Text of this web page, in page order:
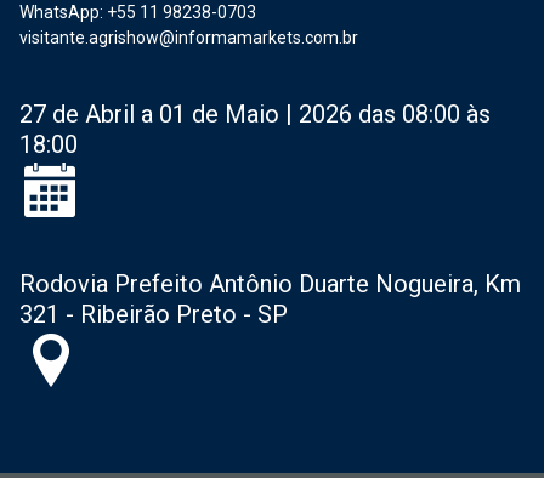
WhatsApp: +55 11 98238-0703
visitante.agrishow@informamarkets.com.br
27 de Abril a 01 de Maio | 2026 das 08:00 às
18:00
Rodovia Prefeito Antônio Duarte Nogueira, Km
321 - Ribeirão Preto - SP